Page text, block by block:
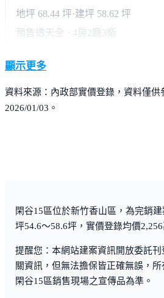
地坪 68.44 坪·建坪 58.62 坪
預售透天全 · 4房2廳3衛
顯示更多
資料來源：內政部實價登錄，資料僅供
2026/01/03。
閑谷15區位於新竹香山區，為完銷
坪54.6～58.6坪，實價登錄均價2,256
提醒您：本網站建案資訊開放委託
關資訊，但無法擔保皆正確無誤，
閑谷15區銷售現場之宣傳品為準。